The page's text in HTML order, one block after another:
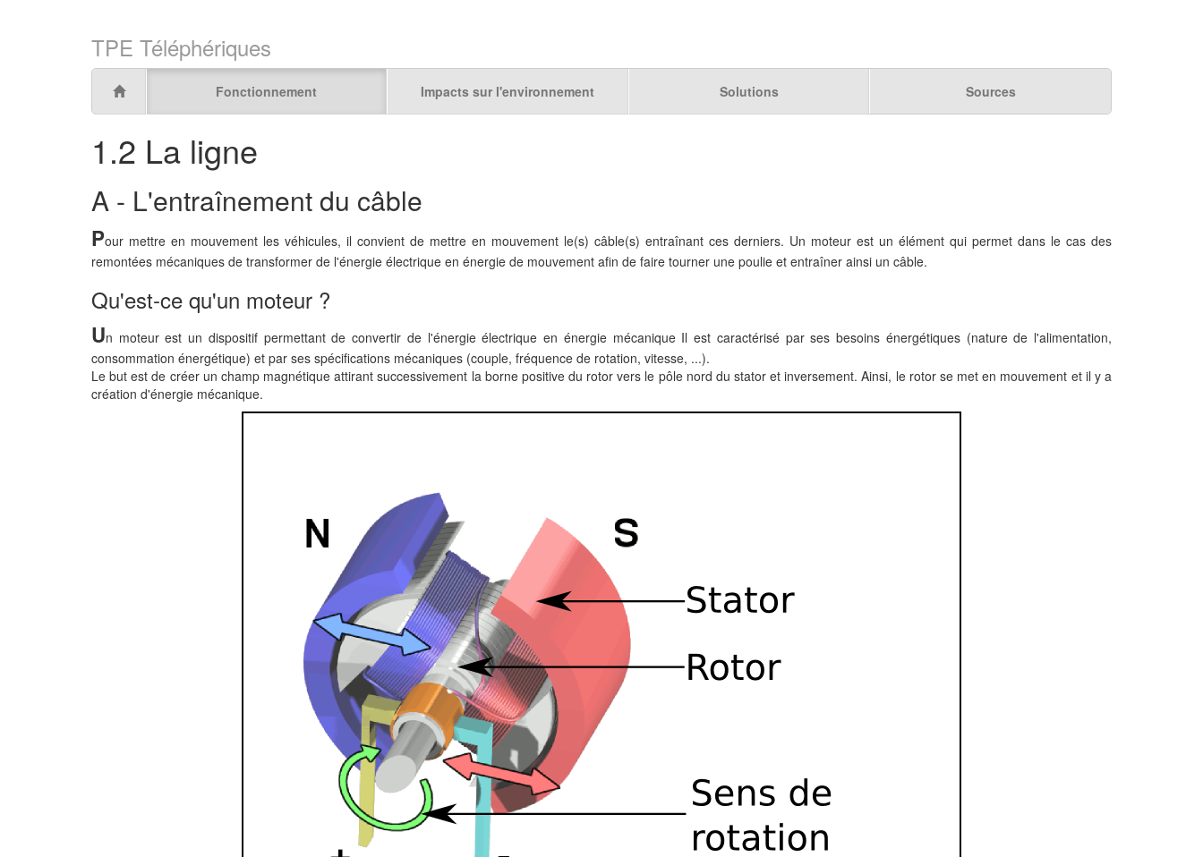
TPE Téléphériques
Fonctionnement Impacts sur l'environnement Solutions Sources
1.2 La ligne
A - L'entraînement du câble
Pour mettre en mouvement les véhicules, il convient de mettre en mouvement le(s) câble(s) entraînant ces derniers. Un moteur est un élément qui permet dans le cas des
remontées mécaniques de transformer de l'énergie électrique en énergie de mouvement afin de faire tourner une poulie et entraîner ainsi un câble.
Qu'est-ce qu'un moteur ?
Un moteur est un dispositif permettant de convertir de l'énergie électrique en énergie mécanique Il est caractérisé par ses besoins énergétiques (nature de l'alimentation,
consommation énergétique) et par ses spécifications mécaniques (couple, fréquence de rotation, vitesse, ...).
Le but est de créer un champ magnétique attirant successivement la borne positive du rotor vers le pôle nord du stator et inversement. Ainsi, le rotor se met en mouvement et il y a
création d'énergie mécanique.